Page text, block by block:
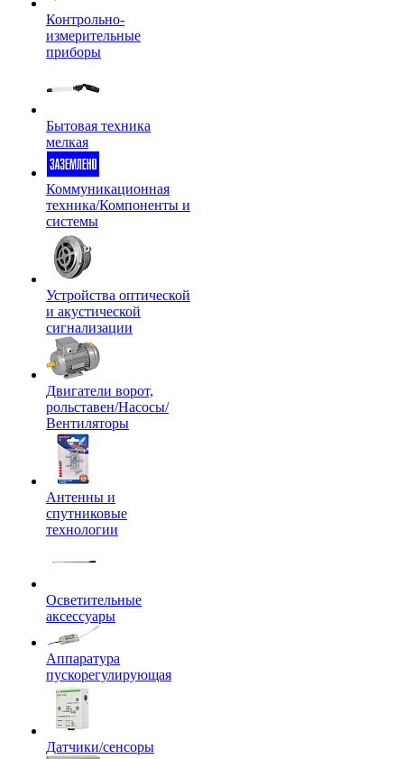
Контрольно-
измерительные
приборы
Бытовая техника
мелкая
Коммуникационная
техника/Компоненты и
системы
Устройства оптической
и акустической
сигнализации
Двигатели ворот,
рольставен/Насосы/
Вентиляторы
Антенны и
спутниковые
технологии
Осветительные
аксессуары
Аппаратура
пускорегулирующая
Датчики/сенсоры